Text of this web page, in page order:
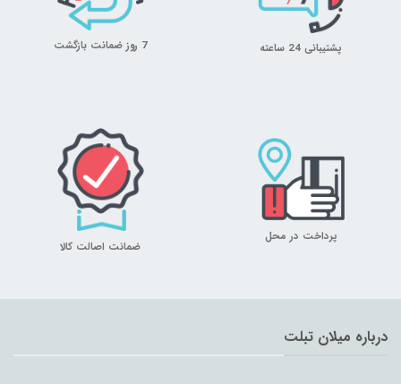
پشتیبانی 24 ساعته 7 روز ضمانت بازگشت
پرداخت در محل
ضمانت اصالت کالا
درباره میلان تبلت